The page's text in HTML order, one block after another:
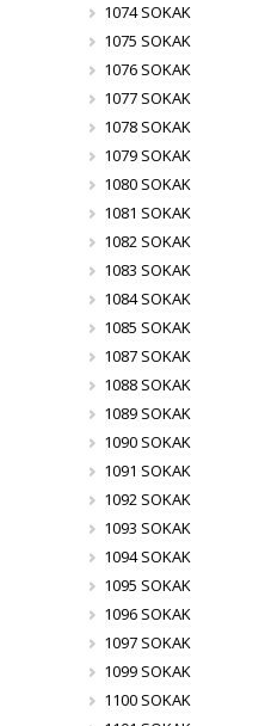
1074 SOKAK
1075 SOKAK
1076 SOKAK
1077 SOKAK
1078 SOKAK
1079 SOKAK
1080 SOKAK
1081 SOKAK
1082 SOKAK
1083 SOKAK
1084 SOKAK
1085 SOKAK
1087 SOKAK
1088 SOKAK
1089 SOKAK
1090 SOKAK
1091 SOKAK
1092 SOKAK
1093 SOKAK
1094 SOKAK
1095 SOKAK
1096 SOKAK
1097 SOKAK
1099 SOKAK
1100 SOKAK